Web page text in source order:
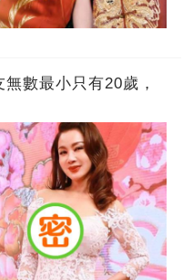
數最小只有20歲，